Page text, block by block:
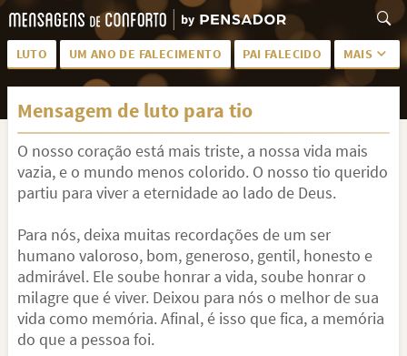
LUTO UM ANO DE FALECIMENTO PAI FALECIDO MAIS
LUTO PARA AMIGA PALAVRAS
SAUDADES DA MÃE
PÊSAMES PARA AMIGA DESCANSE EM PAZ
MEUS SENTIMENTOS PÊSAMES PARA AMIGO
TODAS AS CATEGORIAS
Mensagem de luto para tio
O nosso coração está mais triste, a nossa vida mais
vazia, e o mundo menos colorido. O nosso tio querido
partiu para viver a eternidade ao lado de Deus.
Para nós, deixa muitas recordações de um ser
humano valoroso, bom, generoso, gentil, honesto e
admirável. Ele soube honrar a vida, soube honrar o
milagre que é viver. Deixou para nós o melhor de sua
vida como memória. Afinal, é isso que fica, a memória
do que a pessoa foi.